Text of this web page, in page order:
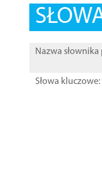
Nazwa
Słowa kluczowe: